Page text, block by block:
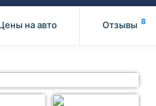
на авто Отзывы 8